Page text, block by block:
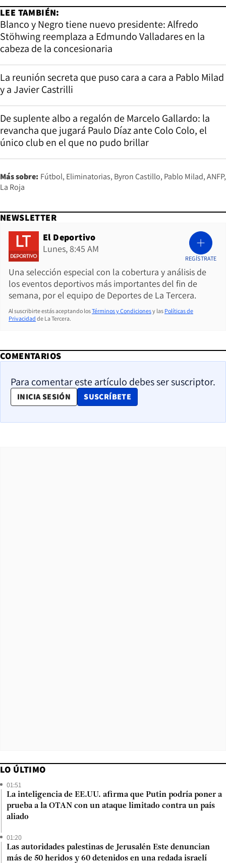
LEE TAMBIÉN:
Blanco y Negro tiene nuevo presidente: Alfredo
Stöhwing reemplaza a Edmundo Valladares en la
cabeza de la concesionaria
La reunión secreta que puso cara a cara a Pablo Milad
y a Javier Castrilli
De suplente albo a regalón de Marcelo Gallardo: la
revancha que jugará Paulo Díaz ante Colo Colo, el
único club en el que no pudo brillar
Más sobre: Fútbol Eliminatorias Byron Castillo Pablo Milad ANFP
La Roja
NEWSLETTER
El Deportivo
Lunes, 8:45 AM
Una selección especial con la cobertura y análisis de
los eventos deportivos más importantes del fin de
semana, por el equipo de Deportes de La Tercera.
REGÍSTRATE
Al suscribirte estás aceptando losTérminos y Condicionesy las Políticas de
Privacidad de La Tercera.
COMENTARIOS
Para comentar este artículo debes ser suscriptor.
INICIA SESIÓN SUSCRÍBETE
OPENS IN NEW WINDOW
LO ÚLTIMO
01:51
La inteligencia de EE.UU. afirma que Putin podría poner a
prueba a la OTAN con un ataque limitado contra un país
aliado
01:20
Las autoridades palestinas de Jerusalén Este denuncian
más de 50 heridos y 60 detenidos en una redada israelí